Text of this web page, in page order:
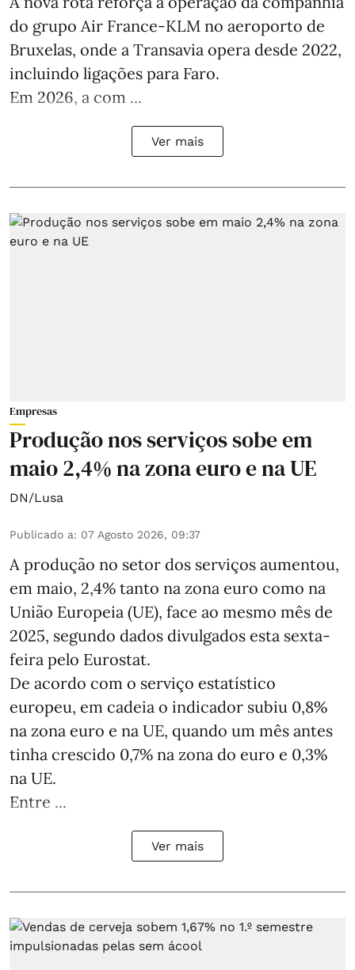
do grupo Air France-KLM no aeroporto de
Bruxelas, onde a Transavia opera desde 2022,
incluindo ligações para Faro.
Em 2026, a com ...
Ver mais
Empresas
Produção nos serviços sobe em
maio 2,4% na zona euro e na UE
DN/Lusa
Publicado a: 07 Agosto 2026, 09:37
A produção no setor dos serviços aumentou,
em maio, 2,4% tanto na zona euro como na
União Europeia (UE), face ao mesmo mês de
2025, segundo dados divulgados esta sexta-
feira pelo Eurostat.
De acordo com o serviço estatístico
europeu, em cadeia o indicador subiu 0,8%
na zona euro e na UE, quando um mês antes
tinha crescido 0,7% na zona do euro e 0,3%
na UE.
Entre ...
Ver mais